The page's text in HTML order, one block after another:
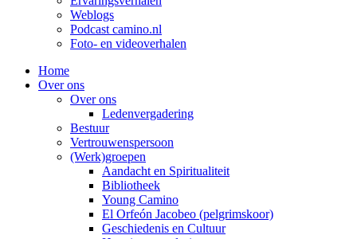
Weblogs
Podcast camino.nl
Foto- en videoverhalen
Home
Over ons
Over ons
Ledenvergadering
Bestuur
Vertrouwenspersoon
(Werk)groepen
Aandacht en Spiritualiteit
Bibliotheek
Young Camino
El Orfeón Jacobeo (pelgrimskoor)
Geschiedenis en Cultuur